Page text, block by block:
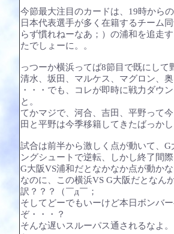
今節最大注目のカードは、19時から
日本代表選手が多く在籍するチーム
らず慣れねーなあ；）の浦和を追走
たでしょーに。。
っつーか横浜ってば8節目で既にし
清水、坂田、マルケス、マグロン、
・・・でも、コレが即時に戦力ダウ
と。
てかマジで、河合、吉田、平野って
田と平野は今季移籍してきたばっか
試合は前半から激しく点が動いて、
ングシュートで逆転、しかし終了間
G大阪VS浦和だとなかなか点が動か
なのに、この横浜VS G大阪だとなん
訳？？？（￣д￣；
そしてどーでもいーけど本日ボンバ
ぞ・・・？
そんな遅いスルーパス通されるなよ